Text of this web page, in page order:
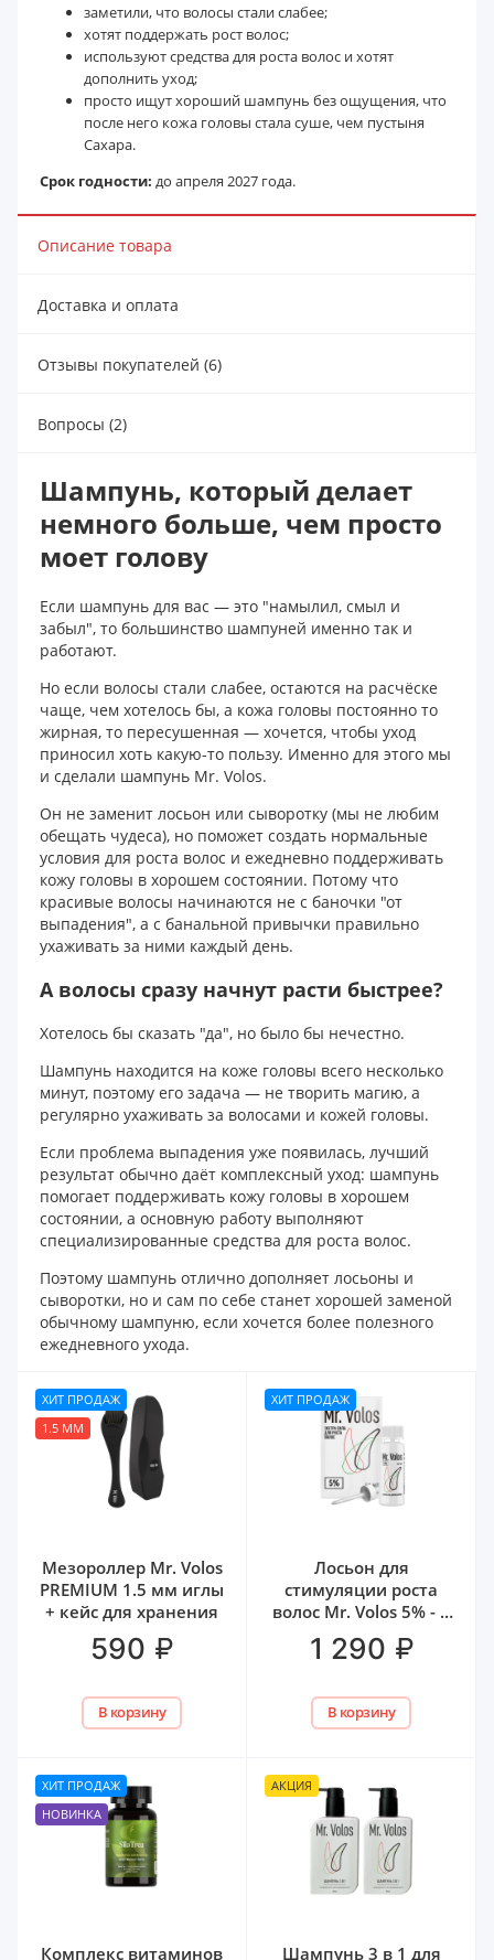
заметили, что волосы стали слабее;
хотят поддержать рост волос;
используют средства для роста волос и хотят
дополнить уход;
просто ищут хороший шампунь без ощущения, что
после него кожа головы стала суше, чем пустыня
Сахара.
Срок годности: до апреля 2027 года.
Описание товара
Доставка и оплата
Отзывы покупателей (6)
Вопросы (2)
Шампунь, который делает
немного больше, чем просто
моет голову
Если шампунь для вас — это "намылил, смыл и
забыл", то большинство шампуней именно так и
работают.
Но если волосы стали слабее, остаются на расчёске
чаще, чем хотелось бы, а кожа головы постоянно то
жирная, то пересушенная — хочется, чтобы уход
приносил хоть какую-то пользу. Именно для этого мы
и сделали шампунь Mr. Volos.
Он не заменит лосьон или сыворотку (мы не любим
обещать чудеса), но поможет создать нормальные
условия для роста волос и ежедневно поддерживать
кожу головы в хорошем состоянии. Потому что
красивые волосы начинаются не с баночки "от
выпадения", а с банальной привычки правильно
ухаживать за ними каждый день.
А волосы сразу начнут расти быстрее?
Хотелось бы сказать "да", но было бы нечестно.
Шампунь находится на коже головы всего несколько
минут, поэтому его задача — не творить магию, а
регулярно ухаживать за волосами и кожей головы.
Если проблема выпадения уже появилась, лучший
результат обычно даёт комплексный уход: шампунь
помогает поддерживать кожу головы в хорошем
состоянии, а основную работу выполняют
специализированные средства для роста волос.
Поэтому шампунь отлично дополняет лосьоны и
сыворотки, но и сам по себе станет хорошей заменой
обычному шампуню, если хочется более полезного
ежедневного ухода.
ХИТ ПРОДАЖ
1.5 ММ
Мезороллер Mr. Volos
PREMIUM 1.5 мм иглы
+ кейс для хранения
590 ₽
В корзину
ХИТ ПРОДАЖ
Лосьон для
стимуляции роста
волос Mr. Volos 5% - 1
флакон
1 290 ₽
В корзину
ХИТ ПРОДАЖ
НОВИНКА
Комплекс витаминов
АКЦИЯ
Шампунь 3 в 1 для